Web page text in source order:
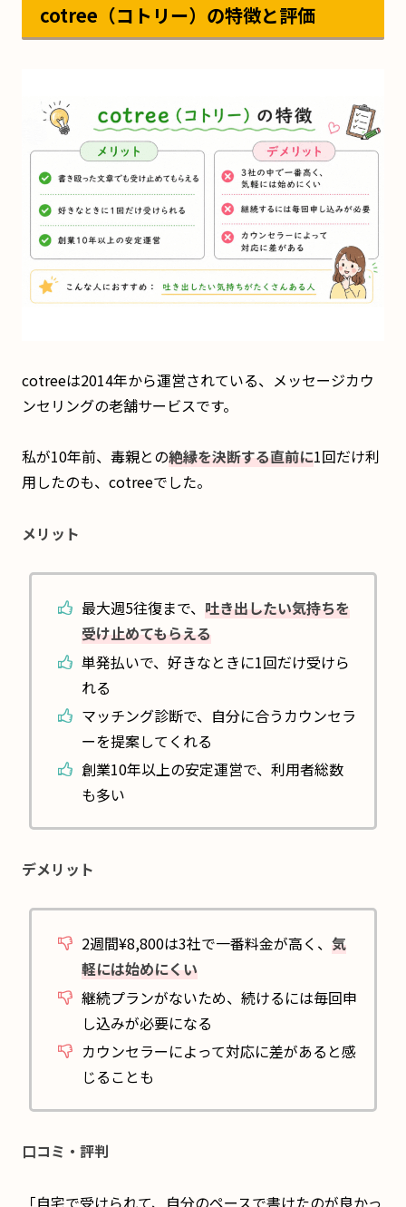
cotree（コトリー）の特徴と評価
cotreeは2014年から運営されている、メッセージカウ
ンセリングの老舗サービスです。
私が10年前、毒親との絶縁を決断する直前に1回だけ利
用したのも、cotreeでした。
メリット
最大週5往復まで、 吐き出したい気持ちを
受け止めてもらえる
単発払いで、好きなときに1回だけ受けら
れる
マッチング診断で、自分に合うカウンセラ
ーを提案してくれる
創業10年以上の安定運営で、利用者総数
も多い
デメリット
2週間¥8,800は3社で一番料金が高く、 気
軽には始めにくい
継続プランがないため、続けるには毎回申
し込みが必要になる
カウンセラーによって対応に差があると感
じることも
口コミ・評判
「自宅で受けられて、自分のペースで書けたのが良かっ